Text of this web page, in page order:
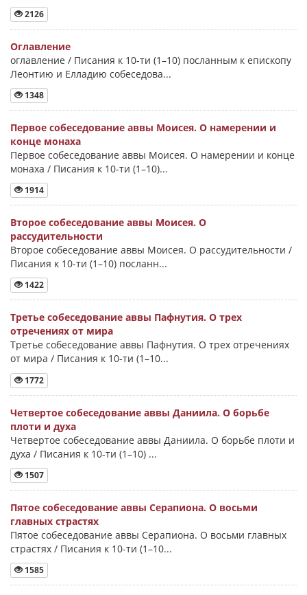
2126
Оглавление
оглавление / Писания к 10-ти (1–10) посланным к епископу
Леонтию и Елладию собеседова...
1348
Первое собеседование аввы Моисея. О намерении и
конце монаха
Первое собеседование аввы Моисея. О намерении и конце
монаха / Писания к 10-ти (1–10)...
1914
Второе собеседование аввы Моисея. О
рассудительности
Второе собеседование аввы Моисея. О рассудительности /
Писания к 10-ти (1–10) посланн...
1422
Третье собеседование аввы Пафнутия. О трех
отречениях от мира
Третье собеседование аввы Пафнутия. О трех отречениях
от мира / Писания к 10-ти (1–10...
1772
Четвертое собеседование аввы Даниила. О борьбе
плоти и духа
Четвертое собеседование аввы Даниила. О борьбе плоти и
духа / Писания к 10-ти (1–10) ...
1507
Пятое собеседование аввы Серапиона. О восьми
главных страстях
Пятое собеседование аввы Серапиона. О восьми главных
страстях / Писания к 10-ти (1–10...
1585